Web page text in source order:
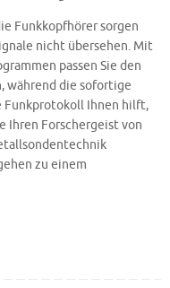
Funkkopfhörer sorgen
nicht übersehen. Mit
passen Sie den
während die sofortige
Funkprotokoll Ihnen hilft,
Ihren Forschergeist von
zu einem